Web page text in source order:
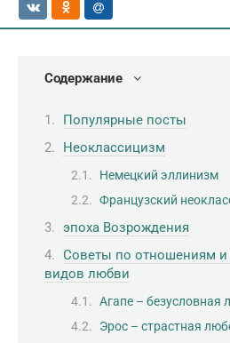
Содержание
Популярные посты
Неоклассицизм
Немецкий эллинизм
Французский
эпоха Возрождения
Советы по отношениям
видов любви
Агапе – безусловная
Эрос – страстная